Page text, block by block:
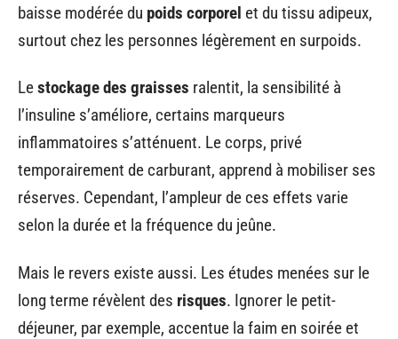
baisse modérée du poids corporel et du tissu adipeux,
surtout chez les personnes légèrement en surpoids.
Lestockage des graisses ralentit, la sensibilité à
l’insuline s’améliore, certains marqueurs
inflammatoires s’atténuent. Le corps, privé
temporairement de carburant, apprend à mobiliser ses
réserves. Cependant, l’ampleur de ces effets varie
selon la durée et la fréquence du jeûne.
Mais le revers existe aussi. Les études menées sur le
long terme révèlent des risques. Ignorer le petit-
déjeuner, par exemple, accentue la faim en soirée et